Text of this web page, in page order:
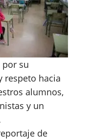
por su
respeto hacia
alumnos,
y un
de